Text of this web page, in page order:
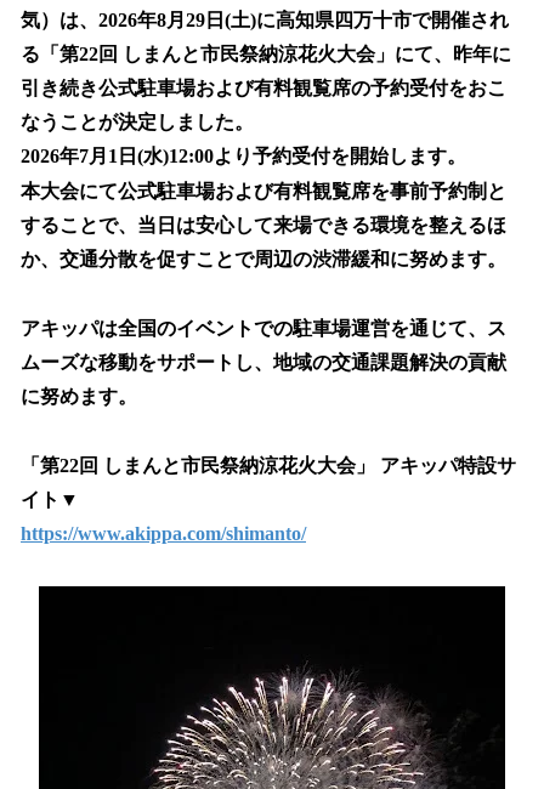
気）は、2026年8月29日(土)に高知県四万十市で開催され
る「第22回 しまんと市民祭納涼花火大会」にて、昨年に
引き続き公式駐車場および有料観覧席の予約受付をおこ
なうことが決定しました。
2026年7月1日(水)12:00より予約受付を開始します。
本大会にて公式駐車場および有料観覧席を事前予約制と
することで、当日は安心して来場できる環境を整えるほ
か、交通分散を促すことで周辺の渋滞緩和に努めます。
アキッパは全国のイベントでの駐車場運営を通じて、ス
ムーズな移動をサポートし、地域の交通課題解決の貢献
に努めます。
「第22回 しまんと市民祭納涼花火大会」 アキッパ特設サ
イト▼
https://www.akippa.com/shimanto/